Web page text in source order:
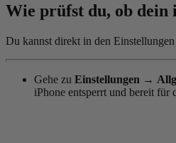
Wie prüfst du, ob dein
Du kannst direkt in den
Gehe zu Einstellungen →
iPhone entsperrt und bereit für